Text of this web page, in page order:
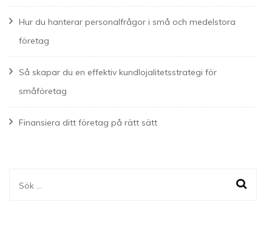
Hur du hanterar personalfrågor i små och medelstora
företag
Så skapar du en effektiv kundlojalitetsstrategi för
småföretag
Finansiera ditt företag på rätt sätt
Sök